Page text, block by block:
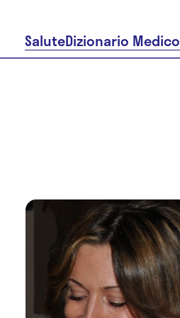
SaluteDizionario Medico